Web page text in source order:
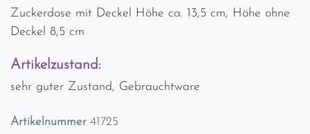
Zuckerdose mit Deckel Höhe ca. 13,5 cm, Höhe ohne
Deckel 8,5 cm
Artikelzustand:
sehr guter Zustand, Gebrauchtware
Artikelnummer 41725